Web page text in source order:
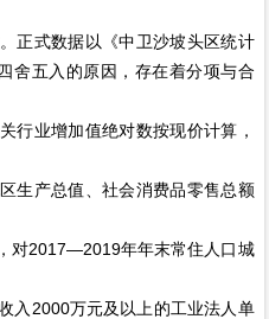
正式数据以《中卫沙坡头区统计
舍五入的原因，存在着分项与合
行业增加值绝对数按现价计算，
生产总值、社会消费品零售总额
对2017—2019年年末常住人口城
入2000万元及以上的工业法人单